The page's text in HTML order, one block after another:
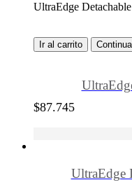
UltraEdge
Ir al carrito
$87.745
UltraEdge